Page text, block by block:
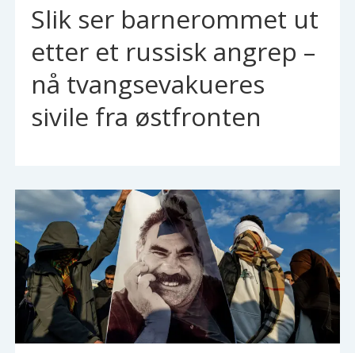
Slik ser barnerommet ut
etter et russisk angrep –
nå tvangsevakueres
sivile fra østfronten